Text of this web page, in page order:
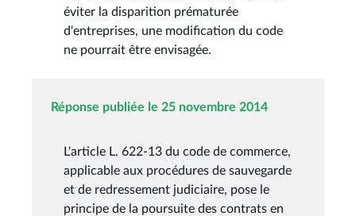
éviter la disparition prématurée
d'entreprises, une modification du code
ne pourrait être envisagée.
Réponse publiée le 25 novembre 2014
L'article L. 622-13 du code de commerce,
applicable aux procédures de sauvegarde
et de redressement judiciaire, pose le
principe de la poursuite des contrats en